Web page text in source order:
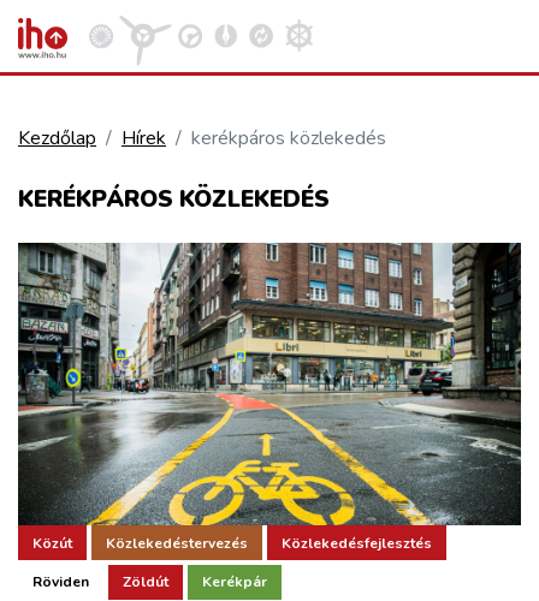
VASÚT
KÖZÚT
REPÜLÉS
KÖZLEKEDÉSFEJLESZTÉS
ELLÁTÁSI LÁNC
ZÖLDÚT
Kezdőlap Hírek kerékpáros közlekedés
KERÉKPÁROS KÖZLEKEDÉS
Közút Közlekedéstervezés Közlekedésfejlesztés
Röviden Zöldút Kerékpár